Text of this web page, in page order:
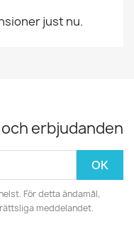
just nu.
erbjudanden
För detta ändamål,
meddelandet.